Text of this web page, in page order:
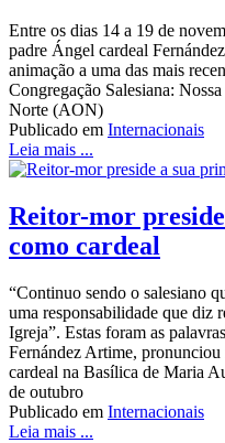
Entre os dias 14 a 19 de
padre Ángel cardeal
animação a uma das mais
Congregação Salesiana:
Norte (AON)
Publicado em Internacionais
Leia mais ...
Reitor-mor
como cardeal
“Continuo sendo o salesiano
uma responsabilidade que diz
Igreja”. Estas foram as
Fernández Artime,
cardeal na Basílica de Maria
de outubro
Publicado em Internacionais
Leia mais ...